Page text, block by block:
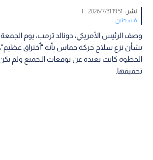
نشر : 19:51 2026/7/31
|
فلسطين
وصف الرئيس الأمريكي، دونالد ترمب، يوم
بشأن نزع سلاح حركة حماس بأنه "ٱختراق
الخطوة كانت بعيدة عن توقعات الـجميع ولم يكن
تحقيقها.